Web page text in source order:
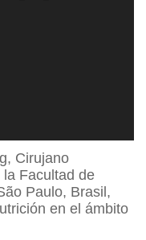
Cirujano
Facultad de
Paulo, Brasil,
en el ámbito